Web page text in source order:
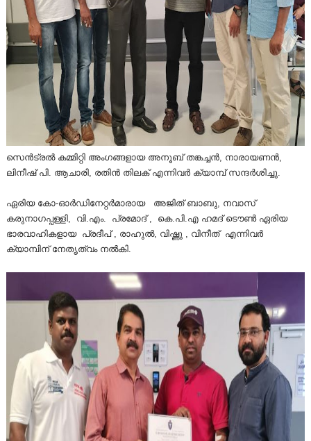
സെൻട്രൽ കമ്മിറ്റി അംഗങ്ങളായ അനൂബ് തങ്കച്ചൻ, നാരായണൻ,
ലിനീഷ് പി. ആചാരി, രതിൻ തിലക് എന്നിവർ ക്യാമ്പ് സന്ദർശിച്ചു.
ഏരിയ കോ-ഓർഡിനേറ്റർമാരായ അജിത് ബാബു, നവാസ്
കരുനാഗപ്പള്ളി, വി.എം. പ്രമോദ് , കെ.പി.എ ഹമദ് ടൌൺ ഏരിയ
ഭാരവാഹികളായ പ്രദീപ് , രാഹുൽ, വിഷ്ണു , വിനീത് എന്നിവർ
ക്യാമ്പിന് നേതൃത്വം നൽകി.